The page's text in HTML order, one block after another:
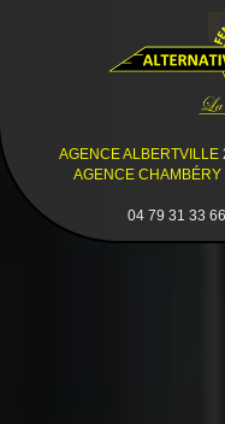
AGENCE ALBERTVILLE
AGENCE CHAMBÉRY
04 79 31 33